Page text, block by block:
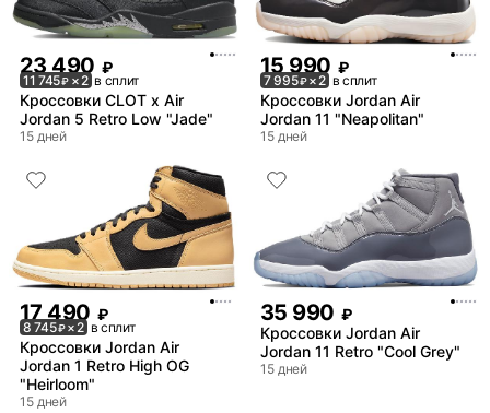
23 490 ₽
11 745₽ × 2 в сплит
Кроссовки CLOT x Air
Jordan 5 Retro Low "Jade"
15 дней
15 990 ₽
7 995₽× 2 в сплит
Кроссовки Jordan Air
Jordan 11 "Neapolitan"
15 дней
17 490 ₽
8 745₽× 2 в сплит
Кроссовки Jordan Air
Jordan 1 Retro High OG
"Heirloom"
15 дней
35 990 ₽
Кроссовки Jordan Air
Jordan 11 Retro "Cool Grey"
15 дней